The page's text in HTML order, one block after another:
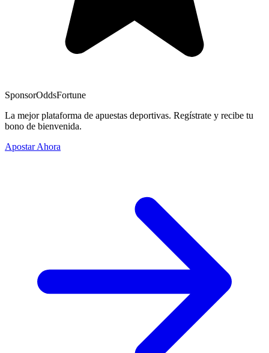
SponsorOddsFortune
La mejor plataforma de apuestas deportivas. Regístrate y recibe tu
bono de bienvenida.
Apostar Ahora